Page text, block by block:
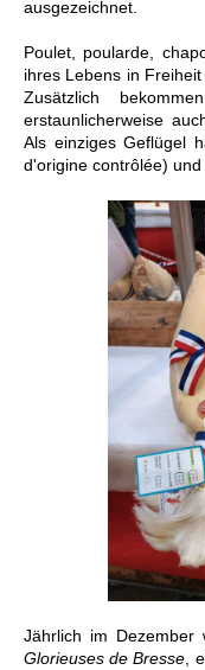
ausgezeichnet.
Poulet, poularde,
ihres Lebens in
Zusätzlich
erstaunlicherweise
Als einziges Geflügel
d'origine contrôlée)
Jährlich im
Glorieuses de Bresse ,